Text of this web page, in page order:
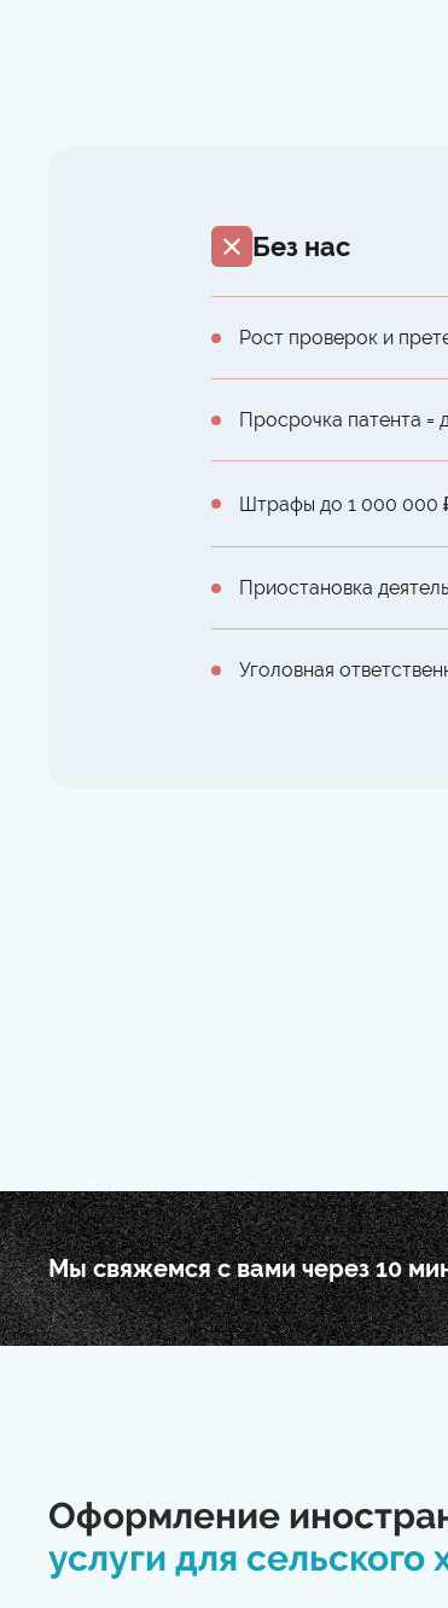
Без нас
Рост проверок и
Просрочка патента =
Штрафы до 1 000 000
Приостановка
Уголовная
Мы свяжемся с вами через 10
Оформление
услуги для сельского